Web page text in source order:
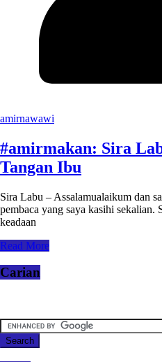
amirnawawi
#amirmakan: Sira
Tangan Ibu
Sira Labu – Assalamualaikum dan
pembaca yang saya kasihi sekalian.
keadaan
Read More
Carian